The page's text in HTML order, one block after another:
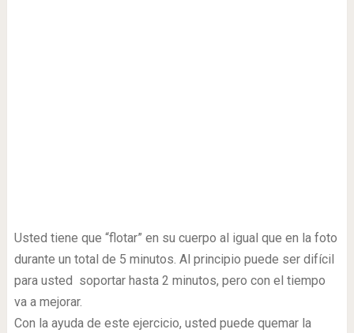
Usted tiene que “flotar” en su cuerpo al igual que en la foto
durante un total de 5 minutos. Al principio puede ser difícil
para usted soportar hasta 2 minutos, pero con el tiempo
va a mejorar.
Con la ayuda de este ejercicio, usted puede quemar la